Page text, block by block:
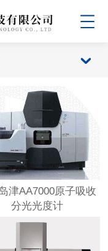
津AA7000原子吸收
分光光度计